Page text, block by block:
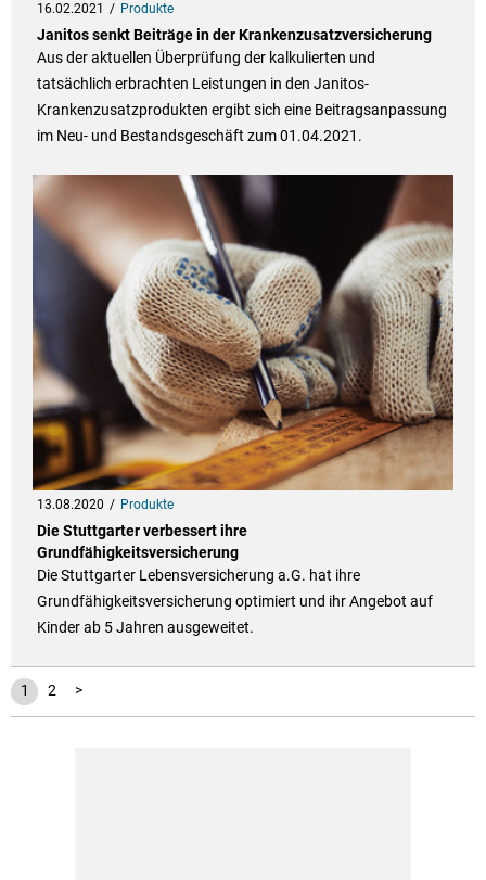
16.02.2021 Produkte
Janitos senkt Beiträge in der Krankenzusatzversicherung
Aus der aktuellen Überprüfung der kalkulierten und
tatsächlich erbrachten Leistungen in den Janitos-
Krankenzusatzprodukten ergibt sich eine Beitragsanpassung
im Neu- und Bestandsgeschäft zum 01.04.2021.
13.08.2020 Produkte
Die Stuttgarter verbessert ihre
Grundfähigkeitsversicherung
Die Stuttgarter Lebensversicherung a.G. hat ihre
Grundfähigkeitsversicherung optimiert und ihr Angebot auf
Kinder ab 5 Jahren ausgeweitet.
1 2 >